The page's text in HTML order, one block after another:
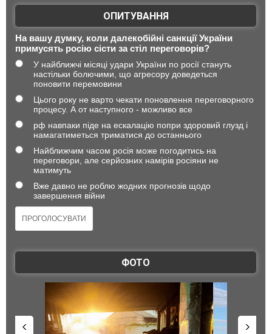
ОПИТУВАННЯ
На вашу думку, коли далекобійні санкції України
примусять росію сісти за стіл переговорів?
У найближчі місяці удари України по росії стануть
настільки болючими, що агресору доведеться
поновити перемовини
Цього року не варто чекати поновлення переговорного
процесу. А от наступного - можливо все
рф навпаки піде на ескалацію попри здоровий глузд і
намагатиметься триматися до останнього
Найближчим часом росія може погодитись на
переговори, але серйозних намірів росіяни не
матимуть
Вже давно не роблю жодних прогнозів щодо
завершення війни
ФОТО